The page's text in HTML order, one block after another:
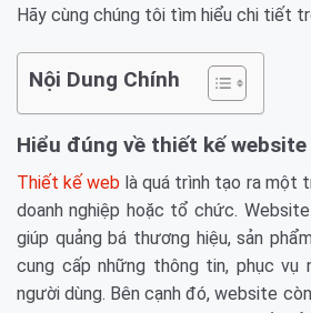
Hãy cùng chúng tôi tìm hiểu chi tiết
Nội Dung Chính
Hiểu đúng về thiết kế website
Thiết kế web là quá trình tạo ra một
doanh nghiệp hoặc tổ chức.
giúp quảng bá thương hiệu, sản
cung cấp những thông tin, phục vụ
người dùng. Bên cạnh đó, website